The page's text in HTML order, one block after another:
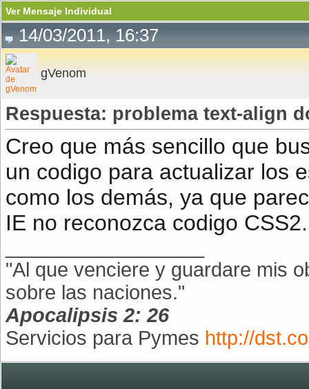
Ver Mensaje Individual
14/03/2011, 16:37
gVenom
Respuesta: problema text-align
Creo que más sencillo que
un codigo para actualizar los
como los demás, ya que
IE no reconozca codigo CSS2.
"Al que venciere y guardare mis
sobre las naciones."
Apocalipsis 2: 26
Servicios para Pymes http://